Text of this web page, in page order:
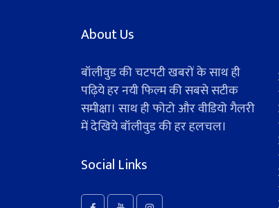
About Us
बॉलीवुड की चटपटी खबरों के साथ ही
पढ़िये हर नयी फिल्म की सबसे सटीक
समीक्षा। साथ ही फोटो और वीडियो गैलरी
में देखिये बॉलीवुड की हर हलचल।
Social Links